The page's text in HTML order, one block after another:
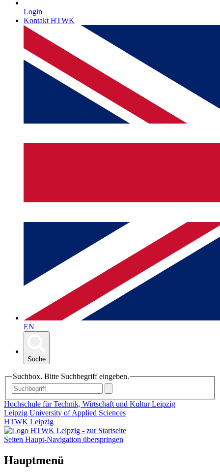
Login
Kontakt HTWK
EN
Suche
Suchbox. Bitte Suchbegriff eingeben.
Hochschule für Technik, Wirtschaft und Kultur Leipzig
Leipzig University of Applied Sciences
HTWK Leipzig
Seiten Haupt-Navigation überspringen
Hauptmenü